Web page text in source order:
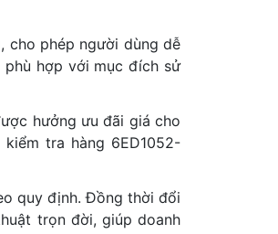
cho phép người dùng dễ
phù hợp với mục đích sử
hưởng ưu đãi giá cho
tra hàng 6ED1052-
quy định. Đồng thời đổi
trọn đời, giúp doanh